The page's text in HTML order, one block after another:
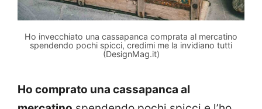
Ho invecchiato una cassapanca comprata al mercatino
spendendo pochi spicci, credimi me la invidiano tutti
(DesignMag.it)
Ho comprato una cassapanca al